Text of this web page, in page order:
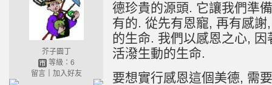
芥子園丁
等級：6
留言｜ 加入好友
德珍貴的源頭. 它讓我們準
有的. 從先有恩寵, 再有感
的生命. 我們以感恩之心,
活潑生動的生命.
要想實行感恩這個美德, 需